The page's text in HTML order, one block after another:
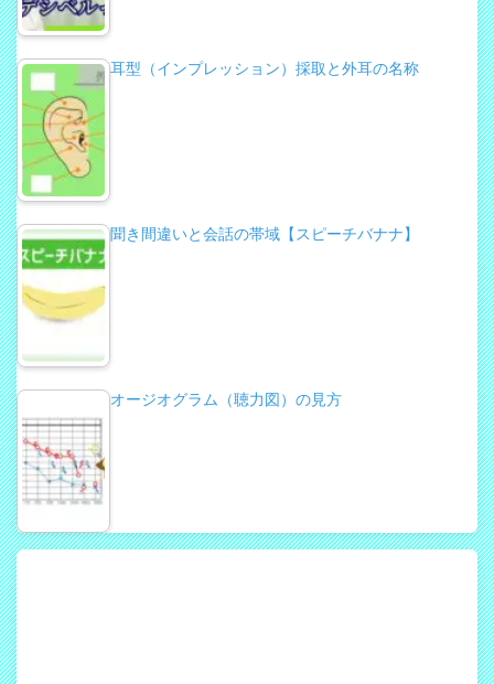
耳型（インプレッション）採取と外耳の名称
聞き間違いと会話の帯域【スピーチバナナ】
オージオグラム（聴力図）の見方